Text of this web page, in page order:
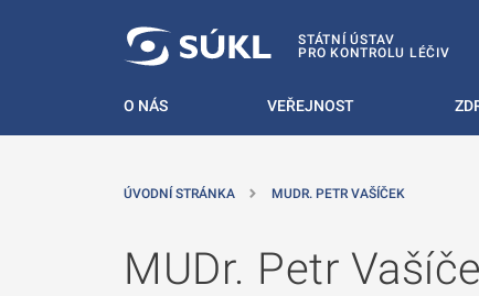
STÁTNÍ ÚSTAV
PRO KONTROLU LÉČIV
O NÁS VEŘEJNOST
ÚVODNÍ STRÁNKA MUDR. PETR VAŠÍČEK
MUDr. Petr